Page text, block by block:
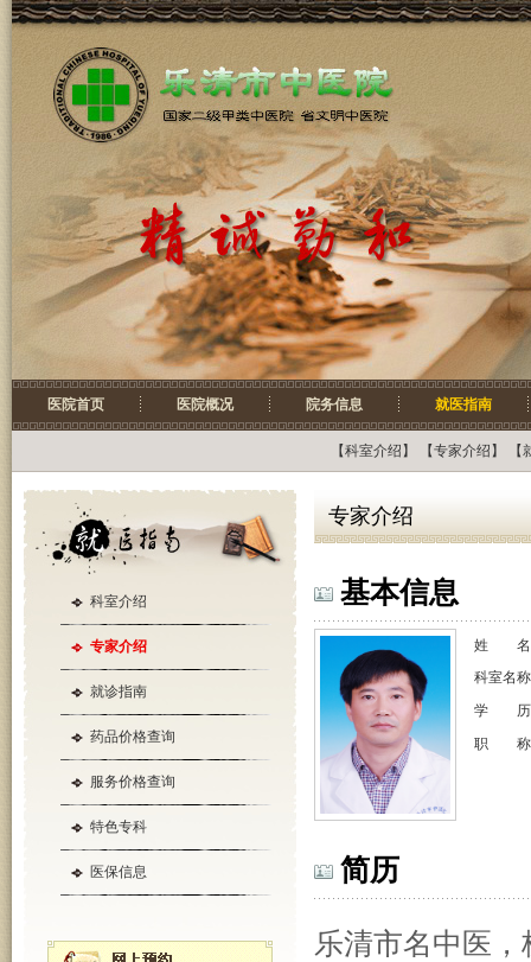
医院首页 医院概况 院务信息 就医指南
【科室介绍 】 【专家介绍 】 【
科室介绍
专家介绍
就诊指南
药品价格查询
服务价格查询
特色专科
医保信息
专家介绍
基本信息
姓 名
科室名
学 历
职 称
简历
乐清市名中医